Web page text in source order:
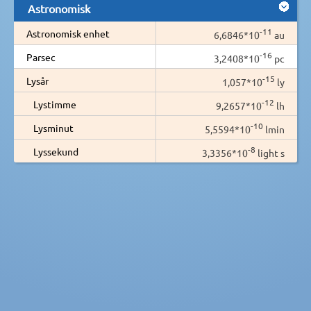
Astronomisk
Astronomisk enhet 6,6846*10-11 au
Parsec
3,2408*10-16 pc
Lysår
1,057*10-15 ly
Lystimme
9,2657*10-12 lh
Lysminut
5,5594*10-10 lmin
Lyssekund
3,3356*10-8 light s